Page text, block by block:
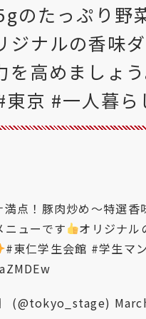
のたっぷり野
ジナルの香味
高めましょう
東京 #一人暮
点！豚肉炒め〜特選
ニューです オリジナル
#東仁学生会館 #学生マ
(@tokyo_stage)